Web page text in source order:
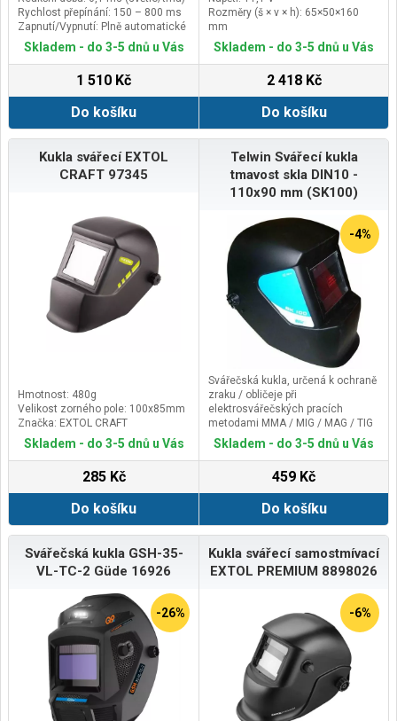
Rychlost přepínání: 150 – 800 ms
Zapnutí/Vypnutí: Plně automatické
Skladem - do 3-5 dnů u Vás
1 510 Kč
Do košíku
Rozměry (š × v × h): 65×50×160
mm
Hmotnost kg: 0,369 kg
Skladem - do 3-5 dnů u Vás
2 418 Kč
Do košíku
Kukla svářecí EXTOL
CRAFT 97345
Hmotnost: 480g
Velikost zorného pole: 100x85mm
Značka: EXTOL CRAFT
Skladem - do 3-5 dnů u Vás
285 Kč
Do košíku
Telwin Svářecí kukla
tmavost skla DIN10 -
110x90 mm (SK100)
-4%
Svářečská kukla, určená k ochraně
zraku / obličeje při
elektrosvářečských pracích
metodami MMA / MIG / MAG / TIG
/ FLUX / PAW
Skladem - do 3-5 dnů u Vás
459 Kč
Do košíku
Svářečská kukla GSH-35-
VL-TC-2 Güde 16926
-26%
Kukla svářecí samostmívací
EXTOL PREMIUM 8898026
-6%